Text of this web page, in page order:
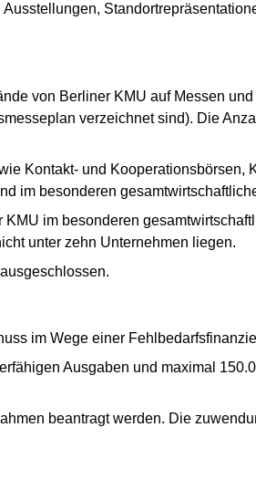
von Berliner KMU auf Messen
verzeichnet sind). Die
Kontakt- und Kooperationsbörsen,
im besonderen
im besonderen
unter zehn Unternehmen liegen.
im Wege einer
Ausgaben und maximal
beantragt werden. Die